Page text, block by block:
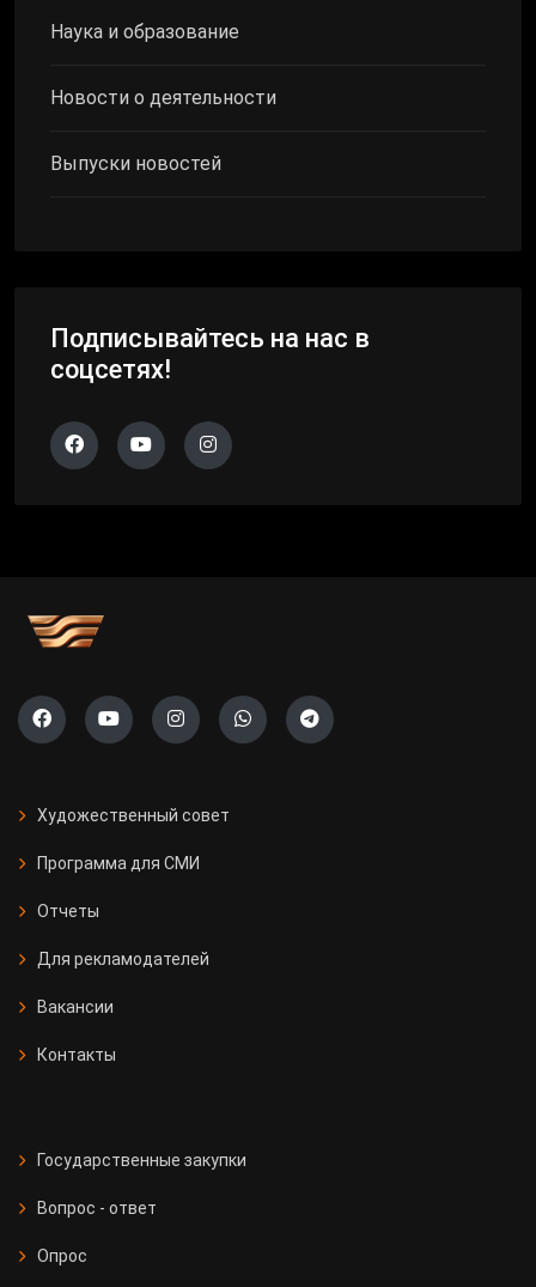
Наука и образование
Новости о деятельности
Выпуски новостей
Подписывайтесь на нас в
соцсетях!
Художественный совет
Программа для СМИ
Отчеты
Для рекламодателей
Вакансии
Контакты
Государственные закупки
Вопрос - ответ
Опрос